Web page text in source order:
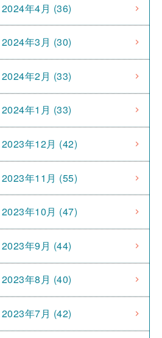
2024年4月 (36)
2024年3月 (30)
2024年2月 (33)
2024年1月 (33)
2023年12月 (42)
2023年11月 (55)
2023年10月 (47)
2023年9月 (44)
2023年8月 (40)
2023年7月 (42)